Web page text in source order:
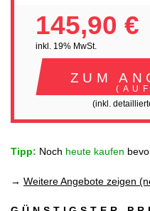
145,90 €
inkl. 19% MwSt.
ZUM
(inkl.
Tipp: Noch heute kaufen
→ Weitere Angebote zeigen